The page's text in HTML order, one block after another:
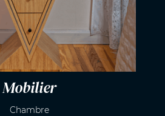
Mobilier
Chambre